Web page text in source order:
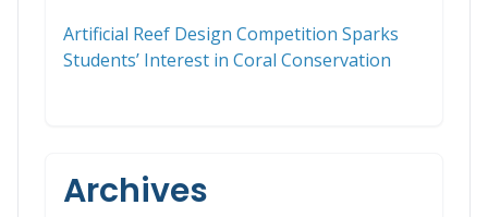
Artificial Reef Design Competition Sparks
Students’ Interest in Coral Conservation
Archives